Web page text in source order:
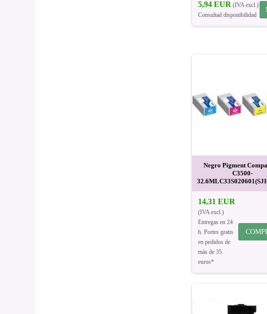
5,94 EUR (IVA excl.)
Consultad disponibilidad
Negro Pigment
C3500-
14,31 EUR
(IVA excl.)
Entregas en 24
h. Portes gratis
en pedidos de
más de 35
euros*